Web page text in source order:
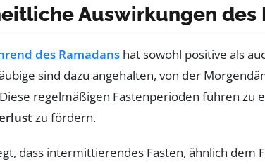
Auswirkungen des
des Ramadans hat sowohl positive als
sind dazu angehalten, von der
regelmäßigen Fastenperioden führen zu
zu fördern.
dass intermittierendes Fasten, ähnlich dem